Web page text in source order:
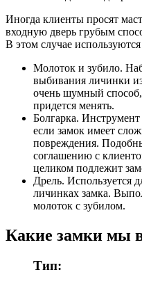
Иногда клиенты просят
входную дверь грубым
В этом случае
Молоток и зубило.
выбивания личинки
очень шумный способ,
придется менять.
Болгарка. Инструмент
если замок имеет
повреждения.
соглашению с
целиком подлежит
Дрель. Используется
личинках замка.
молоток с зубилом.
Какие замки мы
Тип: